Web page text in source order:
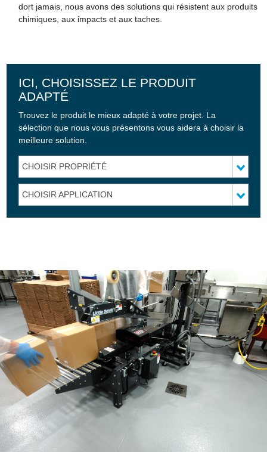
dort jamais, nous avons des solutions qui résistent aux produits
chimiques, aux impacts et aux taches.
ICI, CHOISISSEZ LE PRODUIT
ADAPTÉ
Trouvez le produit le mieux adapté à votre projet. La
sélection que nous vous présentons vous aidera à choisir la
meilleure solution.
CHOISIR PROPRIÉTÉ
CHOISIR APPLICATION